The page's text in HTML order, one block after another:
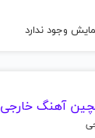
وجود ندارد
آهنگ خارجی